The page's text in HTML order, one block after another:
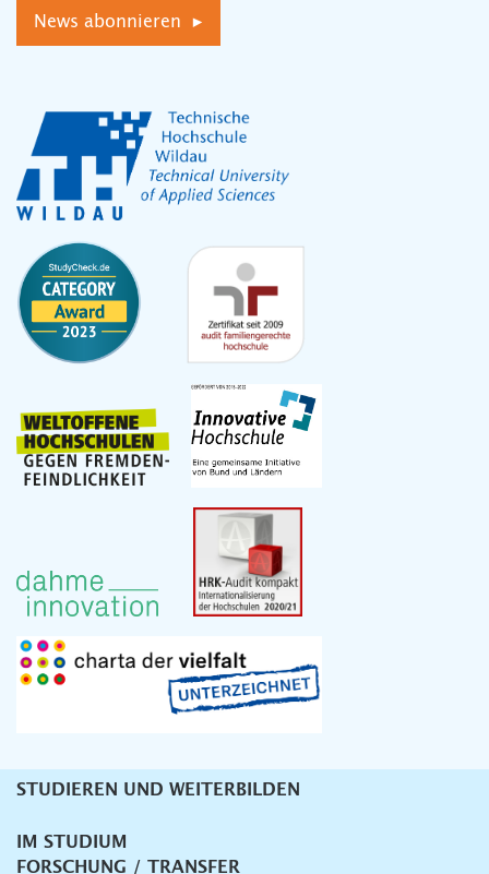
News abonnieren ▸
Unternavigation
STUDIEREN UND WEITERBILDEN
IM STUDIUM
FORSCHUNG / TRANSFER